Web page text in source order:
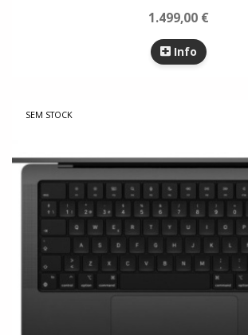
1.499,00 €
Info
SEM STOCK